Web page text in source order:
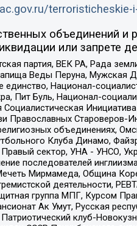
terroristicheskie-
объединений и
или запрете
партия, ВЕК РА, Рада
Веды Перуна, Мужская
единство, Национал-
Пит Буль, Национал-
Социалистическая
Православных Староверов-
объединениях,
Клуба Динамо,
сектор, УНА - УНСО,
последователей
Мирмамеда, Община
деятельности,
группа МПГ, Курсом
Ак Умут, Русская
клуб-